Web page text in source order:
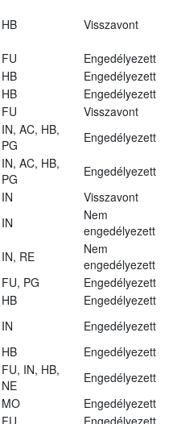
HB Visszavont
FU
Engedélyezett
HB
Engedélyezett
HB
Engedélyezett
FU
Visszavont
IN, AC, HB,
PG
Engedélyezett
IN, AC, HB,
PG
Engedélyezett
IN
Visszavont
IN
Nem
engedélyezett
IN, RE
Nem
engedélyezett
FU, PG
Engedélyezett
HB
Engedélyezett
IN
Engedélyezett
HB
Engedélyezett
FU, IN, HB,
NE
Engedélyezett
MO
Engedélyezett